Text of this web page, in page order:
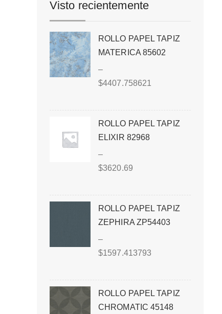
Visto recientemente
ROLLO PAPEL TAPIZ
MATERICA 85602
–
$4407.758621
ROLLO PAPEL TAPIZ
ELIXIR 82968
–
$3620.69
ROLLO PAPEL TAPIZ
ZEPHIRA ZP54403
–
$1597.413793
ROLLO PAPEL TAPIZ
CHROMATIC 45148